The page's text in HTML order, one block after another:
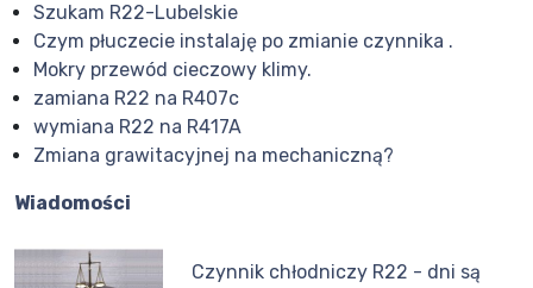
Szukam R22-Lubelskie
Czym płuczecie instalaję po zmianie czynnika .
Mokry przewód cieczowy klimy.
zamiana R22 na R407c
wymiana R22 na R417A
Zmiana grawitacyjnej na mechaniczną?
Wiadomości
Czynnik chłodniczy R22 - dni są